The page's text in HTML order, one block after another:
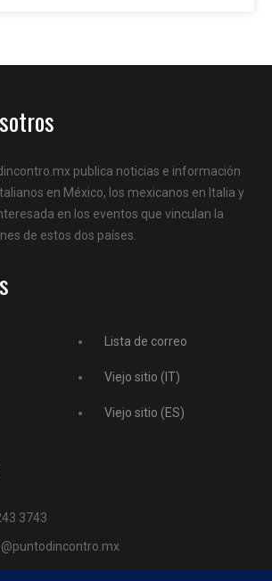
publica noticias e información
en México, los mexicanos en Italia y
en los eventos que vinculan la
de estos dos países.
Lista de correo
Viejo sitio (IT)
Viejo sitio (ES)
3743